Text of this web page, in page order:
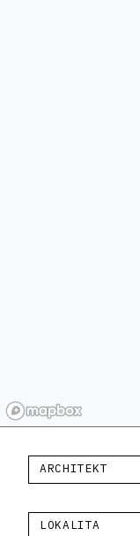
ARCHITEKT
LOKALITA